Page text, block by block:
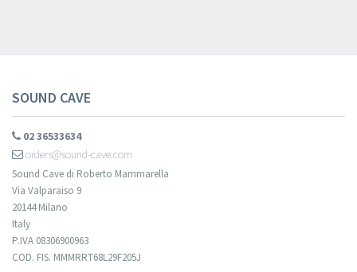
SOUND CAVE
02 36533634
orders@sound-cave.com
Sound Cave di Roberto Mammarella
Via Valparaiso 9
20144 Milano
Italy
P.IVA 08306900963
COD. FIS. MMMRRT68L29F205J